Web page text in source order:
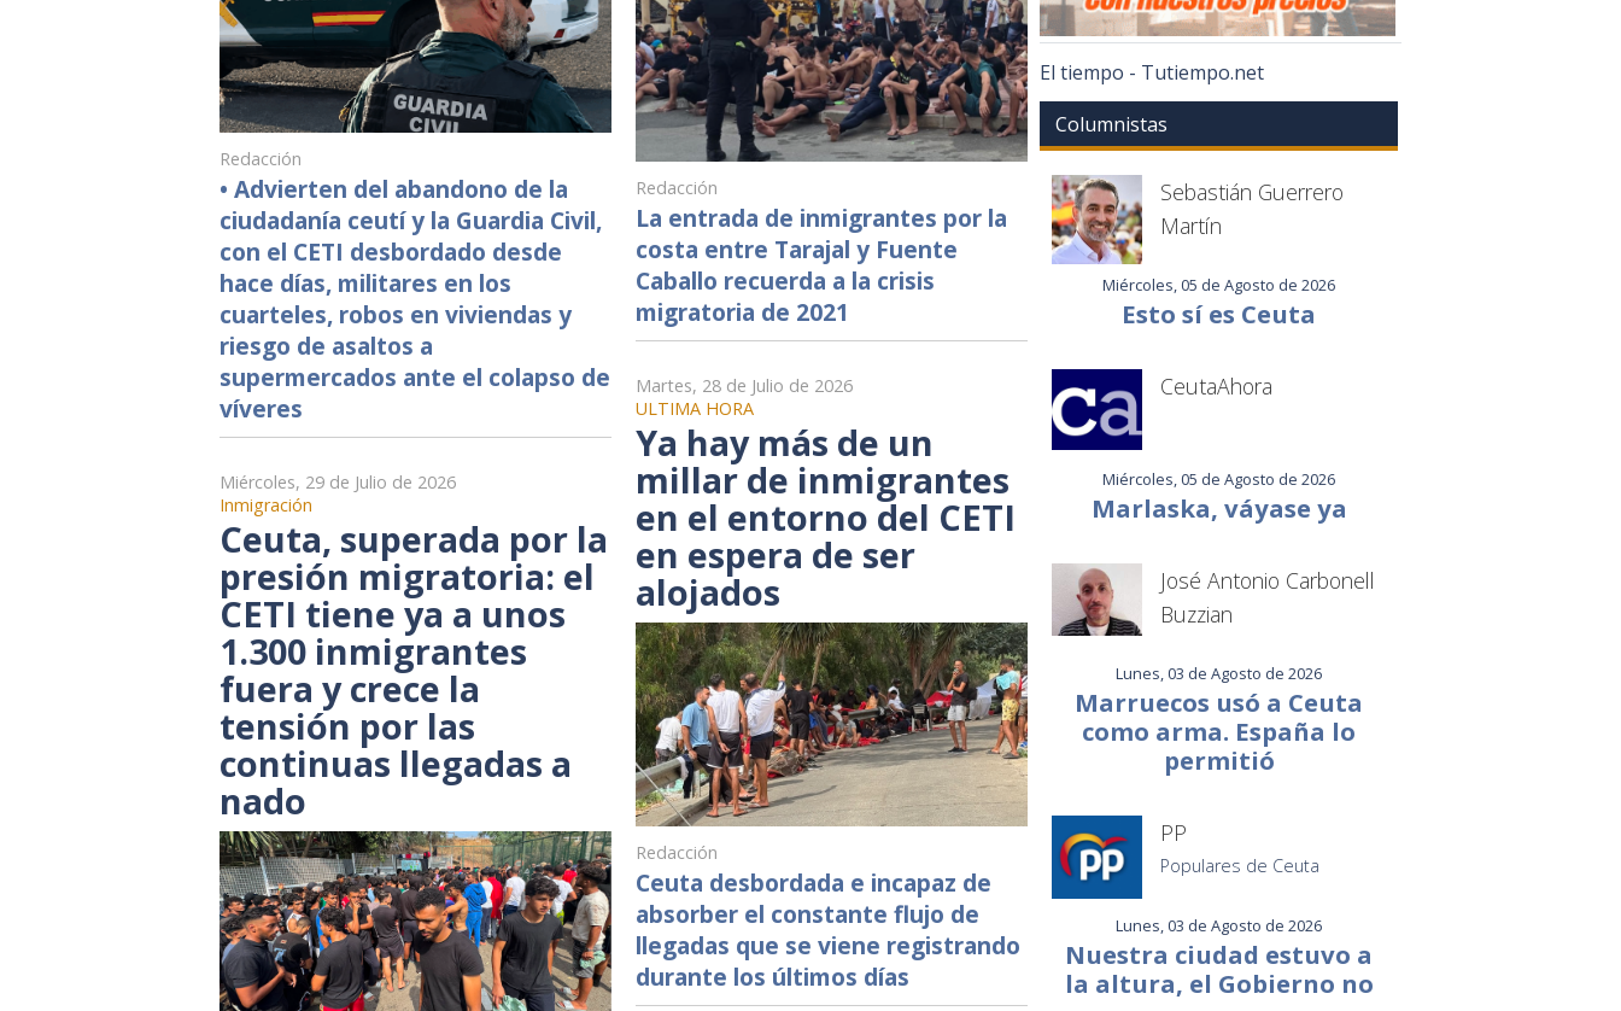
Redacción
• Advierten del abandono de la
ciudadanía ceutí y la Guardia Civil,
con el CETI desbordado desde
hace días, militares en los
cuarteles, robos en viviendas y
riesgo de asaltos a
supermercados ante el colapso de
víveres
Miércoles, 29 de Julio de 2026
Inmigración
Ceuta, superada por la
presión migratoria: el
CETI tiene ya a unos
1.300 inmigrantes
fuera y crece la
tensión por las
continuas llegadas a
nado
Redacción
La entrada de inmigrantes por la
costa entre Tarajal y Fuente
Caballo recuerda a la crisis
migratoria de 2021
Martes, 28 de Julio de 2026
ULTIMA HORA
Ya hay más de un
millar de inmigrantes
en el entorno del CETI
en espera de ser
alojados
Redacción
Ceuta desbordada e incapaz de
absorber el constante flujo de
llegadas que se viene registrando
durante los últimos días
El tiempo - Tutiempo.net
Columnistas
Sebastián Guerrero
Martín
Miércoles, 05 de Agosto de 2026
Esto sí es Ceuta
CeutaAhora
Miércoles, 05 de Agosto de 2026
Marlaska, váyase ya
José Antonio Carbonell
Buzzian
Lunes, 03 de Agosto de 2026
Marruecos usó a Ceuta
como arma. España lo
permitió
PP
Populares de Ceuta
Lunes, 03 de Agosto de 2026
Nuestra ciudad estuvo a
la altura, el Gobierno no